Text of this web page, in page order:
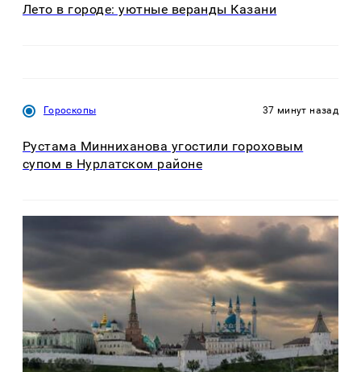
Лето в городе: уютные веранды Казани
Гороскопы 37 минут назад
Рустама Минниханова угостили гороховым
супом в Нурлатском районе